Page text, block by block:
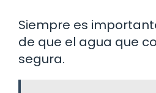
Siempre es
de que el agua que
segura.